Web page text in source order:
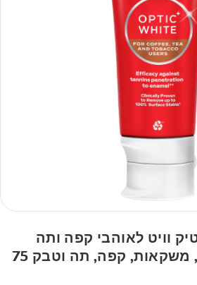
וויט לאוהבי קפה ותה
ולהסרת כתמי מזון, משקאות, קפה, תה וטבק 75